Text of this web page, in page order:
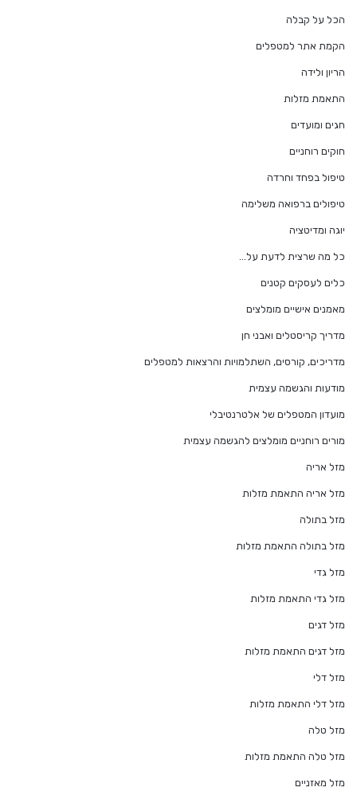
הכל על קבלה
הקמת אתר למטפלים
הריון ולידה
התאמת מזלות
חגים ומועדים
חוקים רוחניים
טיפול בפחד וחרדה
טיפולים ברפואה משלימה
יוגה ומדיטציה
כל מה שרצית לדעת על…
כלים לעסקים קטנים
מאמנים אישיים מומלצים
מדריך קריסטלים ואבני חן
מדריכים, קורסים, השתלמויות והרצאות למטפלים
מודעות והגשמה עצמית
מועדון המטפלים של אלטרנטיבלי
מורים רוחניים מומלצים להגשמה עצמית
מזל אריה
מזל אריה התאמת מזלות
מזל בתולה
מזל בתולה התאמת מזלות
מזל גדי
מזל גדי התאמת מזלות
מזל דגים
מזל דגים התאמת מזלות
מזל דלי
מזל דלי התאמת מזלות
מזל טלה
מזל טלה התאמת מזלות
מזל מאזניים